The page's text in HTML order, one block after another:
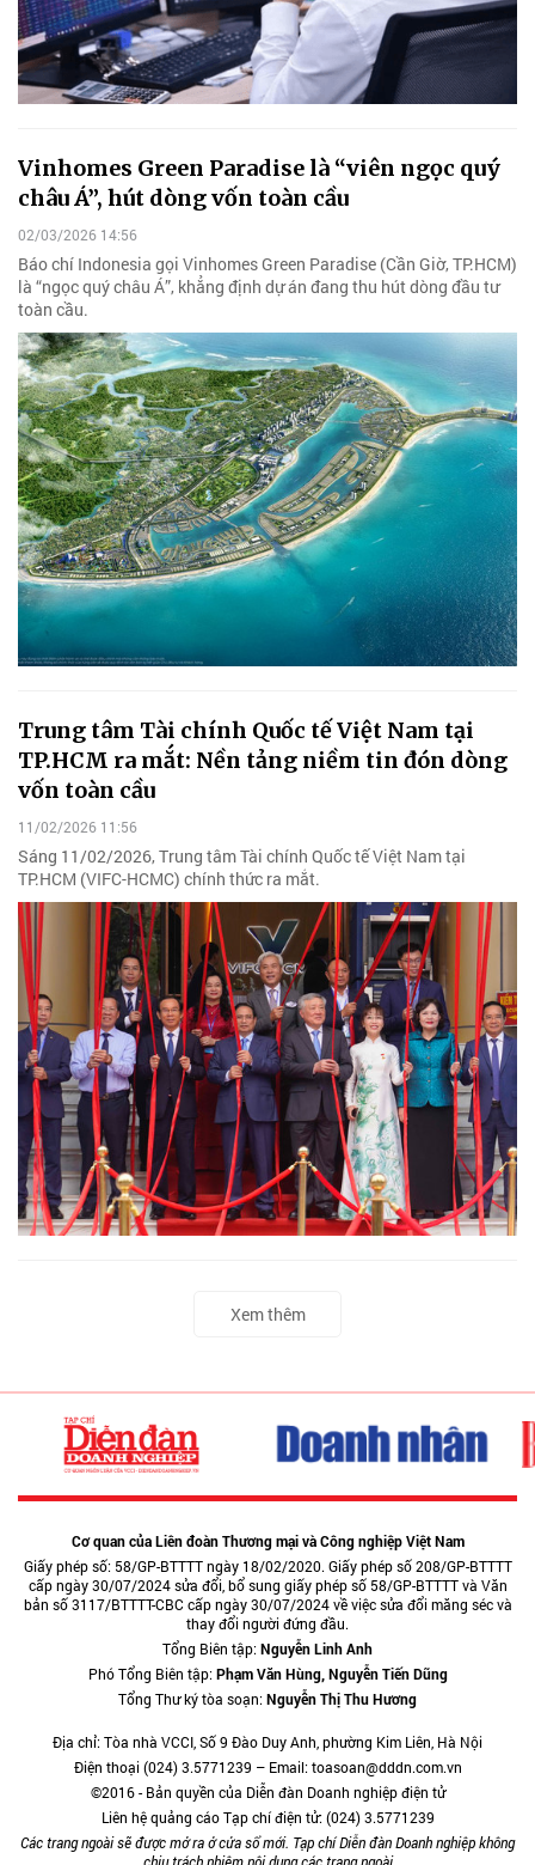
Vinhomes Green Paradise là “viên ngọc quý
châu Á”, hút dòng vốn toàn cầu
02/03/2026 14:56
Báo chí Indonesia gọi Vinhomes Green Paradise (Cần Giờ, TP.HCM)
là “ngọc quý châu Á”, khẳng định dự án đang thu hút dòng đầu tư
toàn cầu.
Trung tâm Tài chính Quốc tế Việt Nam tại
TP.HCM ra mắt: Nền tảng niềm tin đón dòng
vốn toàn cầu
11/02/2026 11:56
Sáng 11/02/2026, Trung tâm Tài chính Quốc tế Việt Nam tại
TP.HCM (VIFC-HCMC) chính thức ra mắt.
Xem thêm
Cơ quan của Liên đoàn Thương mại và Công nghiệp Việt Nam
Giấy phép số: 58/GP-BTTTT ngày 18/02/2020. Giấy phép số 208/GP-BTTTT
cấp ngày 30/07/2024 sửa đổi, bổ sung giấy phép số 58/GP-BTTTT và Văn
bản số 3117/BTTTT-CBC cấp ngày 30/07/2024 về việc sửa đổi măng séc và
thay đổi người đứng đầu.
Tổng Biên tập:Nguyễn Linh Anh
Phó Tổng Biên tập:Phạm Văn Hùng, Nguyễn Tiến Dũng
Tổng Thư ký tòa soạn:Nguyễn Thị Thu Hương
Địa chỉ: Tòa nhà VCCI, Số 9 Đào Duy Anh, phường Kim Liên, Hà Nội
Điện thoại (024) 3.5771239 – Email: toasoan@dddn.com.vn
©2016 - Bản quyền của Diễn đàn Doanh nghiệp điện tử
Liên hệ quảng cáo Tạp chí điện tử: (024) 3.5771239
Các trang ngoài sẽ được mở ra ở cửa sổ mới. Tạp chí Diễn đàn Doanh nghiệp không
chịu trách nhiệm nội dung các trang ngoài